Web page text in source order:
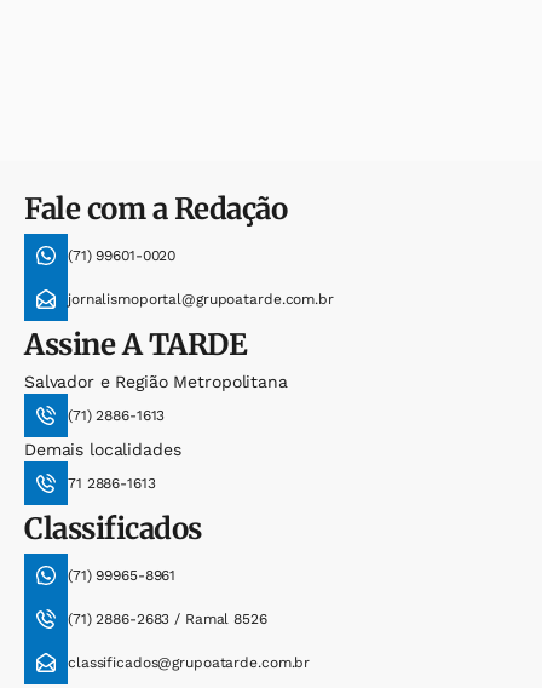
Fale com a Redação
(71) 99601-0020
jornalismoportal@grupoatarde.com.br
AssineA TARDE
Salvador e Região Metropolitana
(71) 2886-1613
Demais localidades
71 2886-1613
Classificados
(71) 99965-8961
(71) 2886-2683 / Ramal 8526
classificados@grupoatarde.com.br